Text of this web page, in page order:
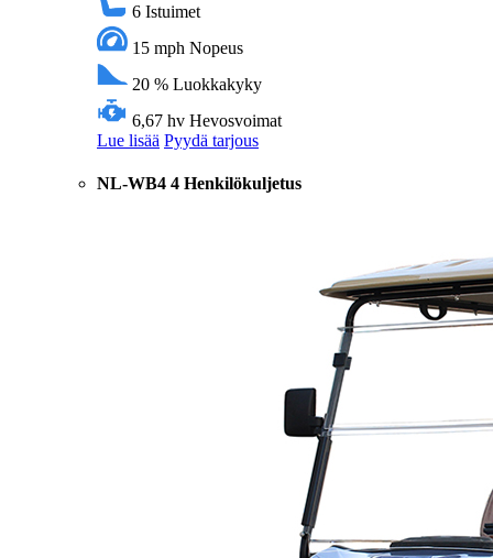
6 Istuimet
15 mph Nopeus
20 % Luokkakyky
6,67 hv Hevosvoimat
Lue lisää Pyydä tarjous
NL-WB4 4 Henkilökuljetus